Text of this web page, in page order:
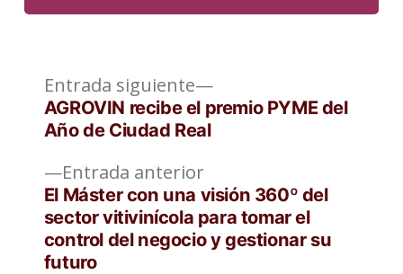
Navegación
de
entradas
Entrada anteriorEntrada
anterior:
El Máster con una visión 360º del
sector vitivinícola para tomar el
control del negocio y gestionar su
futuro
Entrada siguiente
Entrada
siguiente:
AGROVIN recibe el premio PYME del
Año de Ciudad Real